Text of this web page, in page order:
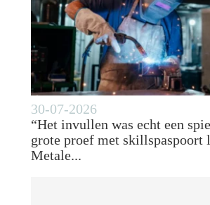
30-07-2026
“Het invullen was echt een
grote proef met skillspaspoort
Metale...